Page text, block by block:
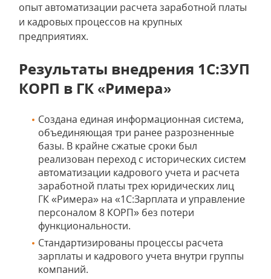
опыт автоматизации расчета заработной платы
и кадровых процессов на крупных
предприятиях.
Результаты внедрения 1С:ЗУП
КОРП в ГК «Римера»
Создана единая информационная система,
объединяющая три ранее разрозненные
базы. В крайне сжатые сроки был
реализован переход с исторических систем
автоматизации кадрового учета и расчета
заработной платы трех юридических лиц
ГК «Римера» на «1С:Зарплата и управление
персоналом 8 КОРП» без потери
функциональности.
Стандартизированы процессы расчета
зарплаты и кадрового учета внутри группы
компаний.